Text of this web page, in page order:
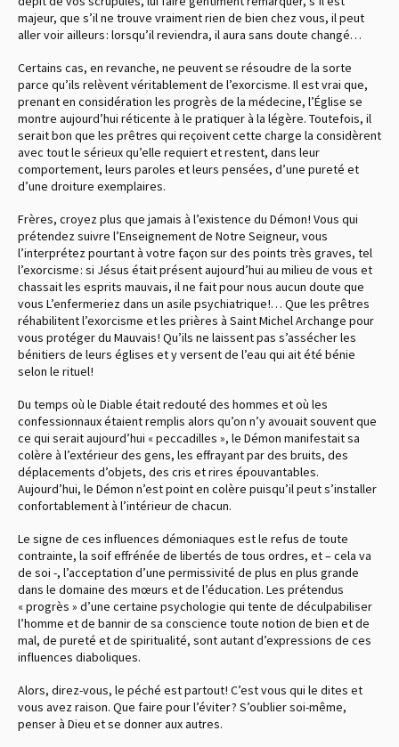
majeur, que s’il ne trouve vraiment rien de bien chez vous, il peut
aller voir ailleurs : lorsqu’il reviendra, il aura sans doute changé…
Certains cas, en revanche, ne peuvent se résoudre de la sorte
parce qu’ils relèvent véritablement de l’exorcisme. Il est vrai que,
prenant en considération les progrès de la médecine, l’Église se
montre aujourd’hui réticente à le pratiquer à la légère. Toutefois, il
serait bon que les prêtres qui reçoivent cette charge la considèrent
avec tout le sérieux qu’elle requiert et restent, dans leur
comportement, leurs paroles et leurs pensées, d’une pureté et
d’une droiture exemplaires.
Frères, croyez plus que jamais à l’existence du Démon ! Vous qui
prétendez suivre l’Enseignement de Notre Seigneur, vous
l’interprétez pourtant à votre façon sur des points très graves, tel
l’exorcisme : si Jésus était présent aujourd’hui au milieu de vous et
chassait les esprits mauvais, il ne fait pour nous aucun doute que
vous L’enfermeriez dans un asile psychiatrique !… Que les prêtres
réhabilitent l’exorcisme et les prières à Saint Michel Archange pour
vous protéger du Mauvais ! Qu’ils ne laissent pas s’assécher les
bénitiers de leurs églises et y versent de l’eau qui ait été bénie
selon le rituel !
Du temps où le Diable était redouté des hommes et où les
confessionnaux étaient remplis alors qu’on n’y avouait souvent que
ce qui serait aujourd’hui « peccadilles », le Démon manifestait sa
colère à l’extérieur des gens, les effrayant par des bruits, des
déplacements d’objets, des cris et rires épouvantables.
Aujourd’hui, le Démon n’est point en colère puisqu’il peut s’installer
confortablement à l’intérieur de chacun.
Le signe de ces influences démoniaques est le refus de toute
contrainte, la soif effrénée de libertés de tous ordres, et – cela va
de soi -, l’acceptation d’une permissivité de plus en plus grande
dans le domaine des mœurs et de l’éducation. Les prétendus
« progrès » d’une certaine psychologie qui tente de déculpabiliser
l’homme et de bannir de sa conscience toute notion de bien et de
mal, de pureté et de spiritualité, sont autant d’expressions de ces
influences diaboliques.
Alors, direz-vous, le péché est partout ! C’est vous qui le dites et
vous avez raison. Que faire pour l’éviter ? S’oublier soi-même,
penser à Dieu et se donner aux autres.